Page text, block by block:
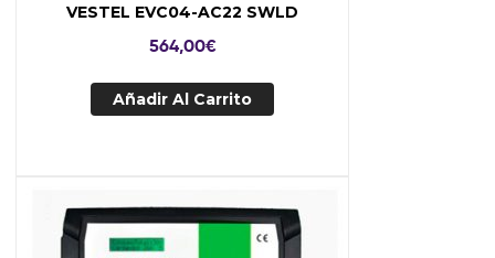
VESTEL EVC04-AC22 SWLD
564,00€
Añadir Al Carrito